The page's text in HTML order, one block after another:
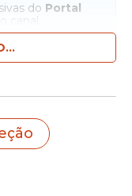
do Portal
canal.
todas as
Aseleção